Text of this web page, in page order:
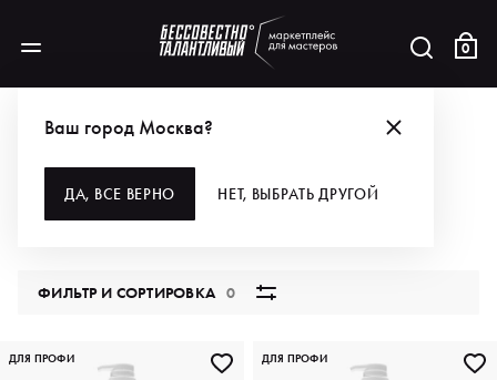
0
Ваш город Москва?
ДА, ВСЕ ВЕРНО НЕТ, ВЫБРАТЬ ДРУГОЙ
ШАМПУНИ
ФИЛЬТР И СОРТИРОВКА0
ДЛЯ ПРОФИ ДЛЯ ПРОФИ